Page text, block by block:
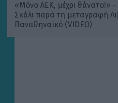
«Μόνο ΑΕΚ, μέχρι θάνατο!»
Σκάλι παρά τη μεταγραφή
Παναθηναϊκό (VIDEO)